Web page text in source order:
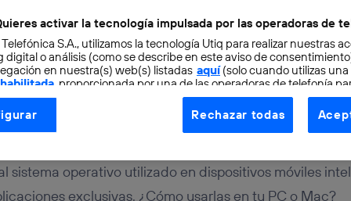
las apps y juegos de
Mac
sistema operativo utilizado en dispositivos móviles
exclusivas. ¿Cómo usarlas en tu PC o Mac?
activar la tecnología impulsada por las operadoras de
S.A., utilizamos la tecnología Utiq para realizar nuestras
digital o análisis (como se describe en este aviso de
en nuestra(s) web(s) listadas aquí(solo cuando utilizas una
, proporcionada por una de las operadoras de telefonía
consentimiento en cada página web).
Utiq está diseñada con la privacidad como prioridad
tu dirección IP y otra información de la cuenta de cliente de
a la conexión que utilizas (p. ej., número de teléfono móvil).
Rechazar todas